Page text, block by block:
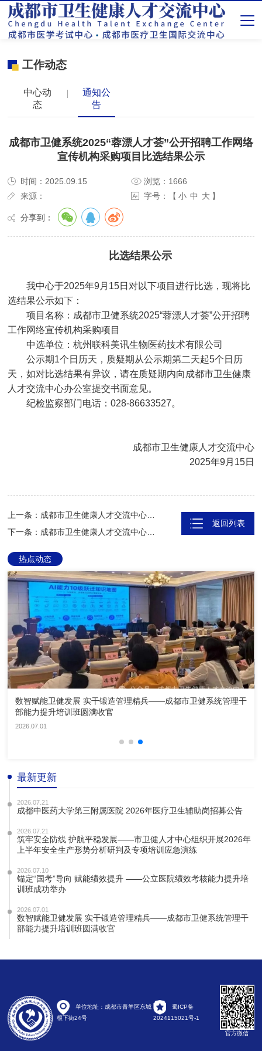
工作动态
中心动
态
通知公
告
成都市卫健系统2025“蓉漂人才荟”公开招聘工作网络
宣传机构采购项目比选结果公示
时间：2025.09.15
浏览：1666
来源：
字号：【 小 中 大 】
分享到：
比选结果公示
我中心于2025年9月15日对以下项目进行比选，现将比
选结果公示如下：
项目名称：成都市卫健系统2025“蓉漂人才荟”公开招聘
工作网络宣传机构采购项目
中选单位：杭州联科美讯生物医药技术有限公司
公示期1个日历天，质疑期从公示期第二天起5个日历
天，如对比选结果有异议，请在质疑期内向成都市卫生健康
人才交流中心办公室提交书面意见。
纪检监察部门电话：028-86633527。
成都市卫生健康人才交流中心
2025年9月15日
返回列表
热点动态
数智赋能卫健发展 实干锻造管理精兵——成都市卫健系统管理干
部能力提升培训班圆满收官
2026.07.01
最新更新
2026.07.21
成都中医药大学第三附属医院 2026年医疗卫生辅助岗招募公告
2026.07.21
筑牢安全防线 护航平稳发展——市卫健人才中心组织开展2026年
上半年安全生产形势分析研判及专项培训应急演练
2026.07.10
锚定“国考”导向 赋能绩效提升 ——公立医院绩效考核能力提升培
训班成功举办
2026.07.01
数智赋能卫健发展 实干锻造管理精兵——成都市卫健系统管理干
部能力提升培训班圆满收官
单位地址：成都市青羊区东城
根下街24号
蜀ICP备
2024115021号-1
官方微信